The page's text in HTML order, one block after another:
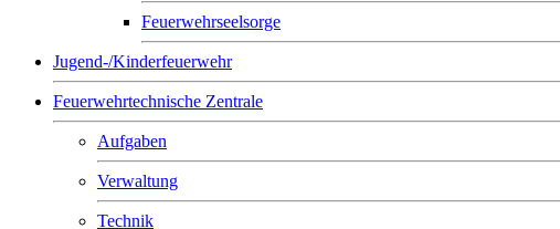
Feuerwehrseelsorge
Jugend-/Kinderfeuerwehr
Feuerwehrtechnische Zentrale
Aufgaben
Verwaltung
Technik